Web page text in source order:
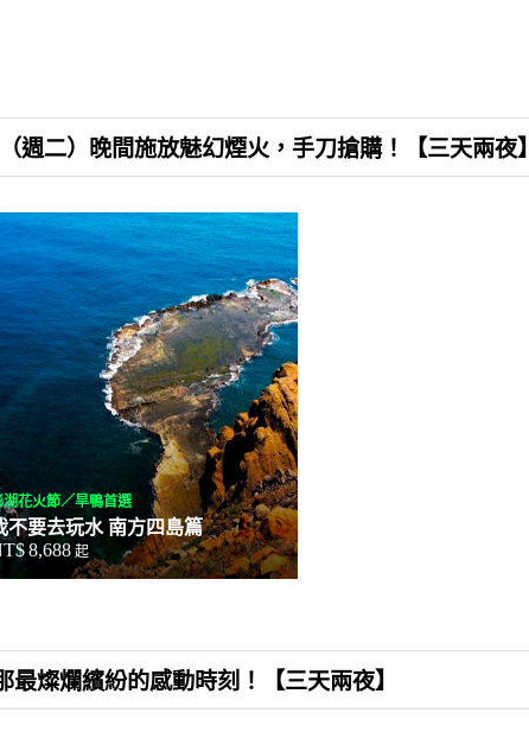
週二）晚間施放魅幻煙火，手刀搶購！【三天兩夜】
湖花火節／旱鴨首選
不要去玩水 南方四島篇
8,688 起
燦爛繽紛的感動時刻！【三天兩夜】